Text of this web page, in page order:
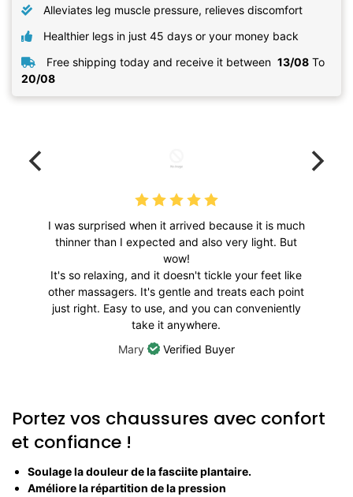
Alleviates leg muscle pressure, relieves discomfort
Healthier legs in just 45 days or your money back
Free shipping today and receive it between 13/08 To
20/08
I was surprised when it arrived because it is much
thinner than I expected and also very light. But
wow!
It's so relaxing, and it doesn't tickle your feet like
other massagers. It's gentle and treats each point
just right. Easy to use, and you can conveniently
take it anywhere.
Mary
Verified Buyer
Portez vos chaussures avec confort
et confiance !
Soulage la douleur de la fasciite plantaire.
Améliore la répartition de la pression